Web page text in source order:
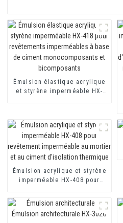
Émulsion élastique acrylique
et styrène imperméable HX-
ciment monocomposants et
bicomposants
Émulsion acrylique et styrène
imperméable HX-408 pour
mortier et au ciment
d'isolation thermique